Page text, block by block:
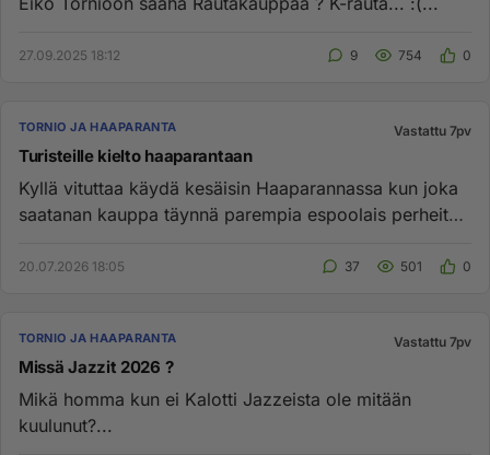
27.09.2025 18:12 9 754 0
TORNIO JA HAAPARANTA Vastattu 7pv
Turisteille kielto haaparantaan
Kyllä vituttaa käydä kesäisin Haaparannassa kun joka
saatanan kauppa täynnä parempia espoolais perheitä.
20.07.2026 18:05 37 501 0
TORNIO JA HAAPARANTA Vastattu 7pv
Missä Jazzit 2026 ?
Mikä homma kun ei Kalotti Jazzeista ole mitään
kuulunut?...